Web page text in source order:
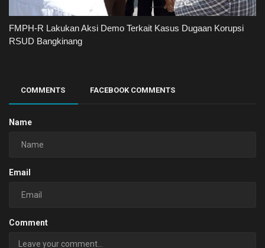
FMPH-R Lakukan Aksi Demo Terkait Kasus Dugaan Korupsi
RSUD Bangkinang
COMMENTS FACEBOOK COMMENTS
Name
Email
Comment